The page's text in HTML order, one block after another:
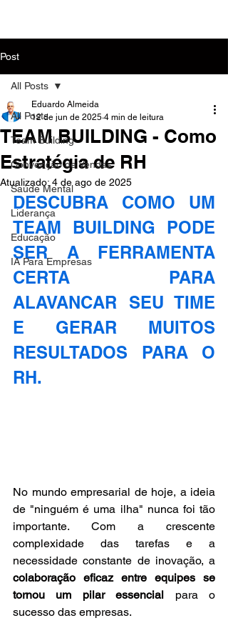
Post
All Posts
Team Building
Convenção de Vendas
Saúde Mental
Liderança
Educação
IA Para Empresas
All Posts
TEAM BUILDING - Como
Estratégia de RH
Eduardo Almeida
12 de jun de 2025 4 min de leitura
Atualizado: 4 de ago de 2025
DESCUBRA COMO UM
TEAM BUILDING PODE
SER A FERRAMENTA
CERTA PARA
ALAVANCAR SEU TIME
E GERAR MUITOS
RESULTADOS PARA O
RH.
No mundo empresarial de hoje, a ideia
de "ninguém é uma ilha" nunca foi tão
importante. Com a crescente
complexidade das tarefas e a
colaboração eficaz entre equipes se
tornou um pilar essencial para o
sucesso das empresas.